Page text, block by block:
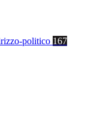
politico 167